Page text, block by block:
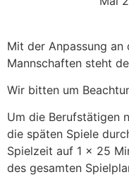
Mit der Anpassung an
Mannschaften steht
Wir bitten um
Um die Berufstätigen
die späten Spiele
Spielzeit auf 1 x 25
des gesamten